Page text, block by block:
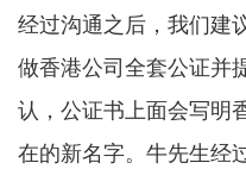
经过沟通之后，我们建
做香港公司全套公证并
认，公证书上面会写明
在的新名字。牛先生经